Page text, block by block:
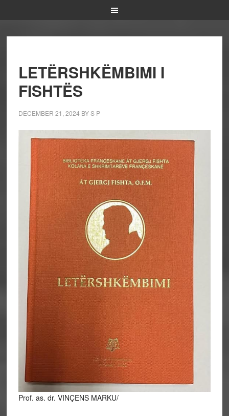
LETËRSHKËMBIMI I
FISHTËS
DECEMBER 21, 2024 BYS P
Prof. as. dr. VINÇENS MARKU/